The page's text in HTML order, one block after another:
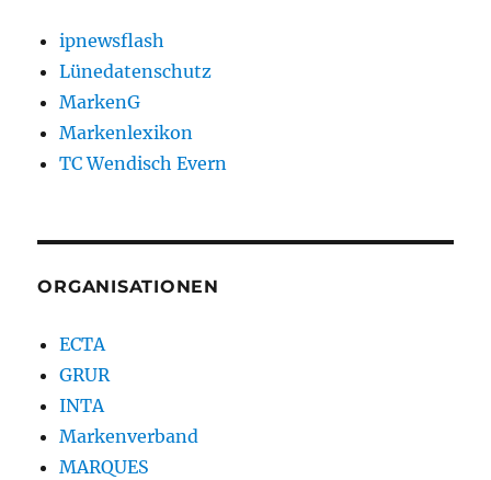
ipnewsflash
Lünedatenschutz
MarkenG
Markenlexikon
TC Wendisch Evern
ORGANISATIONEN
ECTA
GRUR
INTA
Markenverband
MARQUES